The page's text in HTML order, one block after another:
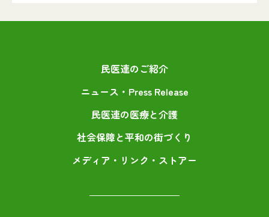
民医連のご紹介
ニュース・Press Release
民医連の医療と介護
社会保障と平和の街づくり
メディア・リンク・ストアー